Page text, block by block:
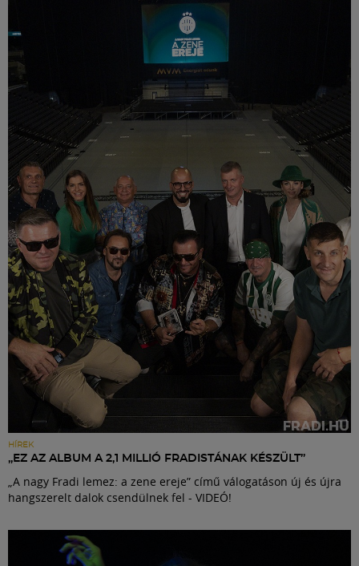
HÍREK
„EZ AZ ALBUM A 2,1 MILLIÓ FRADISTÁNAK KÉSZÜLT”
„A nagy Fradi lemez: a zene ereje” című válogatáson új és újra
hangszerelt dalok csendülnek fel - VIDEÓ!
English